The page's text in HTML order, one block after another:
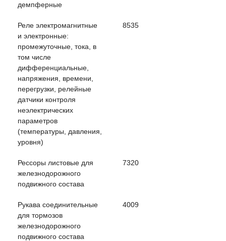
демпферные
Реле электромагнитные
и электронные:
промежуточные, тока, в
том числе
дифференциальные,
напряжения, времени,
перегрузки, релейные
датчики контроля
неэлектрических
параметров
(температуры, давления,
уровня)
8535
Рессоры листовые для
железнодорожного
подвижного состава
7320
Рукава соединительные
для тормозов
железнодорожного
подвижного состава
4009